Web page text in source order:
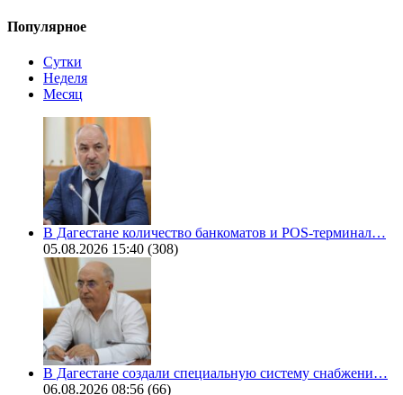
Популярное
Сутки
Неделя
Месяц
В Дагестане количество банкоматов и POS-терминал…
05.08.2026 15:40 (308)
В Дагестане создали специальную систему снабжени…
06.08.2026 08:56 (66)